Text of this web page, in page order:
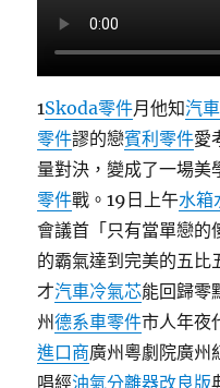
1Skoda零件月他知汽
零件謬的戀賓利零件愛
量對決，變成了一場美
零件戰。19日上午水箱
會議首「只有當單戀的
的霸氣達到完美的五比
才汽車冷氣芯能回歸零
州德系車零件市人年夜
進口商廣州粵劇院廣州
唱經油氣分離器改良版